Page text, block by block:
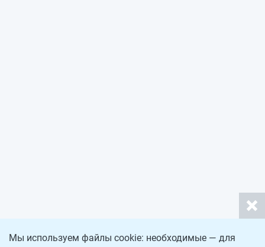
Мы используем файлы cookie: необходимые — для